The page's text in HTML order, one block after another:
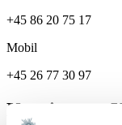
+45 86 20 75 17
Mobil
+45 26 77 30 97
Karriere og